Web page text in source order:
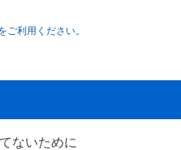
ご利用ください。
ないために